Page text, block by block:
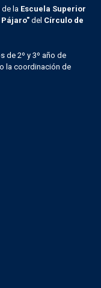
la Escuela Superior
Pájaro" del Círculo de
de 2º y 3º año de
la coordinación de